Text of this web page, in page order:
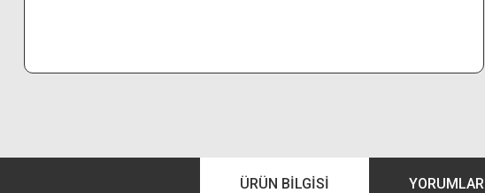
ÜRÜN BILGISI YORUMLAR